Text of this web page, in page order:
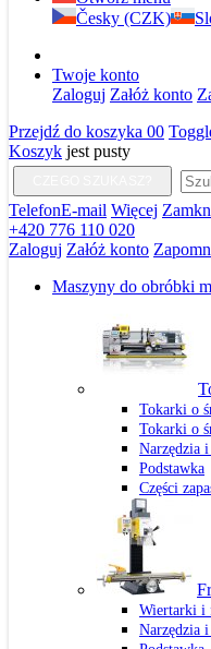
Česky (CZK)
Twoje konto
Zaloguj Załóż konto
Przejdź do koszyka 00
Koszyk jest pusty
TelefonE-mail Więcej
+420 776 110 020
Zaloguj Załóż konto
Maszyny do obróbki
Tokarki o
Tokarki o
Narzędzia
Podstawka
Części
Wiertarki i
Narzędzia